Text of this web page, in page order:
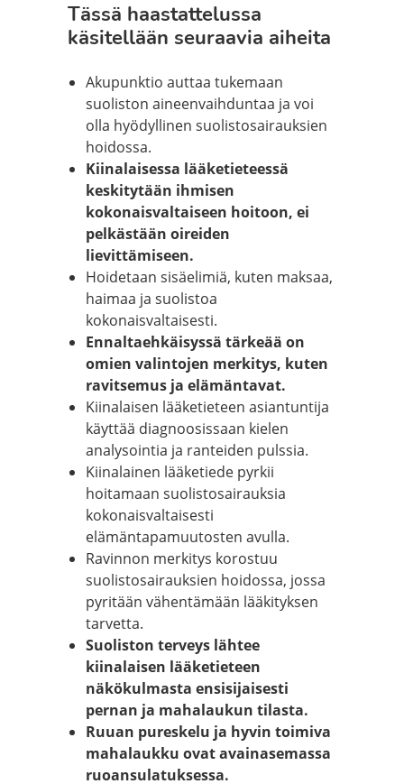
Tässä haastattelussa
käsitellään seuraavia aiheita
Akupunktio auttaa tukemaan
suoliston aineenvaihduntaa ja voi
olla hyödyllinen suolistosairauksien
hoidossa.
Kiinalaisessa lääketieteessä
keskitytään ihmisen
kokonaisvaltaiseen hoitoon, ei
pelkästään oireiden
lievittämiseen.
Hoidetaan sisäelimiä, kuten maksaa,
haimaa ja suolistoa
kokonaisvaltaisesti.
Ennaltaehkäisyssä tärkeää on
omien valintojen merkitys, kuten
ravitsemus ja elämäntavat.
Kiinalaisen lääketieteen asiantuntija
käyttää diagnoosissaan kielen
analysointia ja ranteiden pulssia.
Kiinalainen lääketiede pyrkii
hoitamaan suolistosairauksia
kokonaisvaltaisesti
elämäntapamuutosten avulla.
Ravinnon merkitys korostuu
suolistosairauksien hoidossa, jossa
pyritään vähentämään lääkityksen
tarvetta.
Suoliston terveys lähtee
kiinalaisen lääketieteen
näkökulmasta ensisijaisesti
pernan ja mahalaukun tilasta.
Ruuan pureskelu ja hyvin toimiva
mahalaukku ovat avainasemassa
ruoansulatuksessa.